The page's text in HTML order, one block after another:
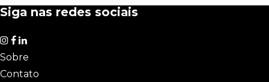
Siga nas redes sociais
Sobre
Contato